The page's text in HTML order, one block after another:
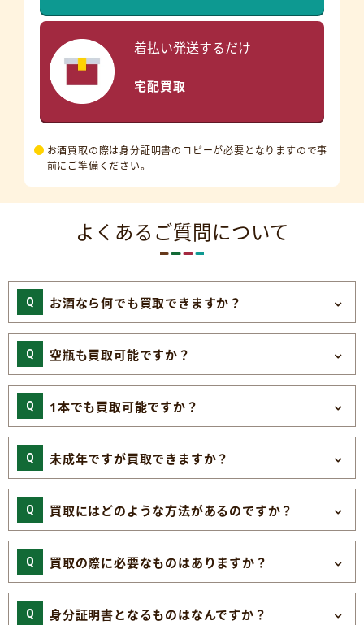
着払い発送するだけ
宅配買取
お酒買取の際は身分証明書のコピーが必要となりますので事
前にご準備ください。
よくあるご質問について
お酒なら何でも買取できますか？
空瓶も買取可能ですか？
1本でも買取可能ですか？
未成年ですが買取できますか？
買取にはどのような方法があるのですか？
買取の際に必要なものはありますか？
身分証明書となるものはなんですか？